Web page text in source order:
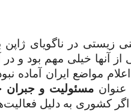
زیستی در ناگویای ژاپن
آنها خیلی مهم بود و در
مواضع ایران آماده
مسئولیت و
کشوری به دلیل